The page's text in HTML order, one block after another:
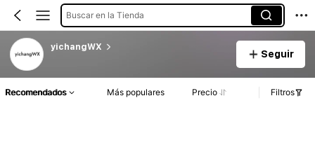
Buscar en la Tienda
yichangWX
Seguir
Recomendados Más populares Precio Filtros